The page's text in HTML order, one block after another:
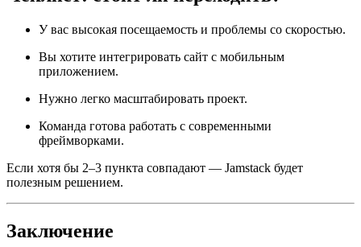
У вас высокая посещаемость и проблемы со скоростью.
Вы хотите интегрировать сайт с мобильным
приложением.
Нужно легко масштабировать проект.
Команда готова работать с современными
фреймворками.
Если хотя бы 2–3 пункта совпадают — Jamstack будет
полезным решением.
Заключение